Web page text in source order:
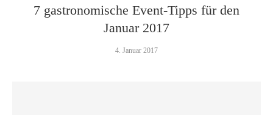
7 gastronomische Event-Tipps für den
Januar 2017
4. Januar 2017